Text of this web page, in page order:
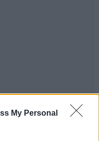
My Personal